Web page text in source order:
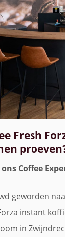
Fresh
Coffee
geworden
instant
in